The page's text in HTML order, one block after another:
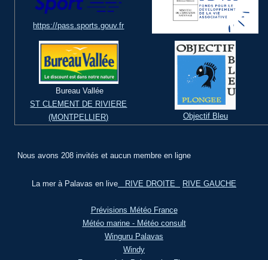
https://pass.sports.gouv.fr
Bureau Vallée
ST CLEMENT DE RIVIERE
(MONTPELLIER)
Objectif Bleu
Nous avons 208 invités et aucun membre en ligne
La mer à Palavas en live RIVE DROITE RIVE GAUCHE
Prévisions Météo France
Météo marine - Météo consult
Winguru Palavas
Windy